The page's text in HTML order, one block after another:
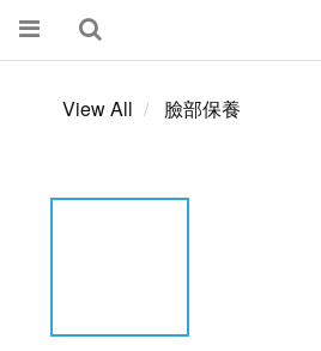
View All 臉部保養